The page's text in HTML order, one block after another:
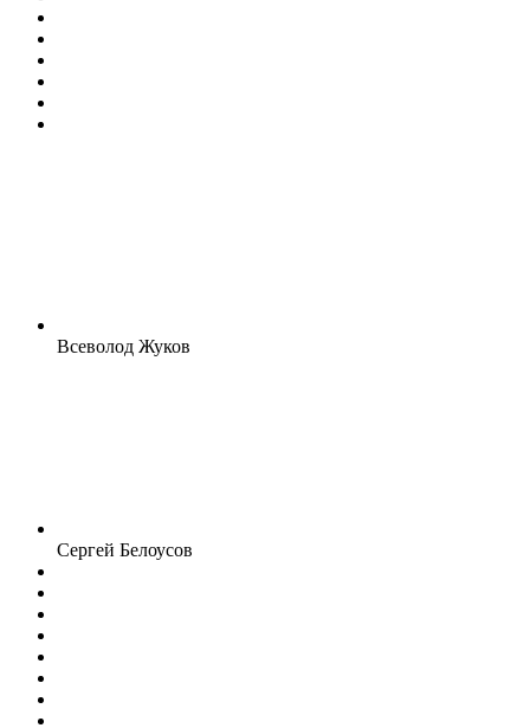
Всеволод Жуков
Сергей Белоусов